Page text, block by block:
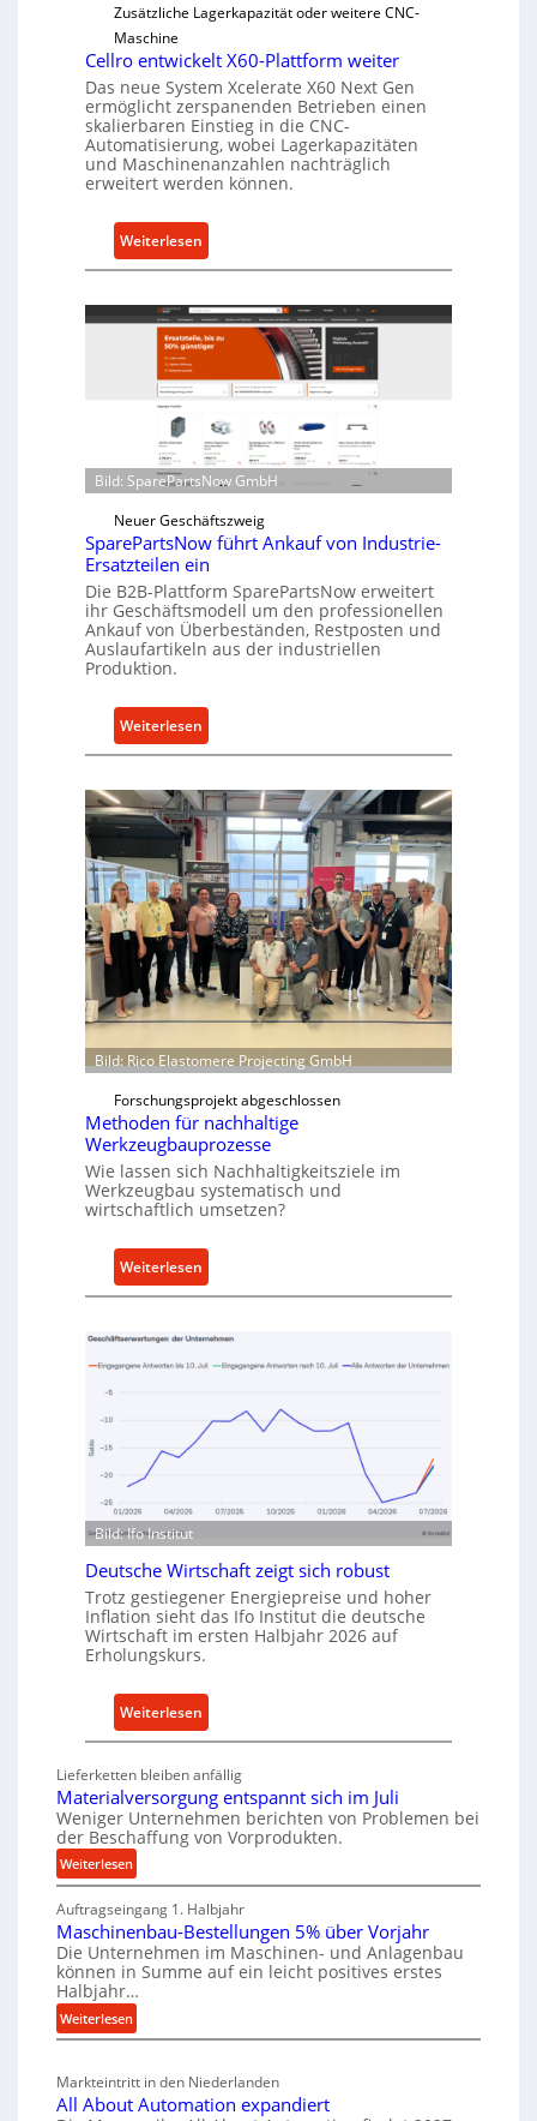
r
a
s
t
s
c
u
t
z
ü
r
i
i
r
k
t
e
A
n
t
i
e
b
Zusätzliche Lagerkapazität oder weitere CNC-
Maschine
Cellro entwickelt X60-Plattform weiter
Das neue System Xcelerate X60 Next Gen
ermöglicht zerspanenden Betrieben einen
skalierbaren Einstieg in die CNC-
Automatisierung, wobei Lagerkapazitäten
und Maschinenanzahlen nachträglich
erweitert werden können.
Weiterlesen:
C
l
l
n
t
w
i
c
k
e
l
t
-
l
a
t
t
f
o
m
w
e
i
t
e
r
Bild: SparePartsNow GmbH
Neuer Geschäftszweig
SparePartsNow führt Ankauf von Industrie-
Ersatzteilen ein
Die B2B-Plattform SparePartsNow erweitert
ihr Geschäftsmodell um den professionellen
Ankauf von Überbeständen, Restposten und
Auslaufartikeln aus der industriellen
Produktion.
Weiterlesen:
S
a
r
e
P
a
r
s
N
o
w
f
ü
h
r
t
A
k
a
I
r
i
e
-
r
s
t
z
t
i
l
e
n
n
Bild: Rico Elastomere Projecting GmbH
Forschungsprojekt abgeschlossen
Methoden für nachhaltige
Werkzeugbauprozesse
Wie lassen sich Nachhaltigkeitsziele im
Werkzeugbau systematisch und
wirtschaftlich umsetzen?
Weiterlesen:
M
t
h
e
ü
r
n
a
c
h
a
l
t
i
g
e
W
k
z
e
b
a
u
Bild: Ifo Institut
Deutsche Wirtschaft zeigt sich robust
Trotz gestiegener Energiepreise und hoher
Inflation sieht das Ifo Institut die deutsche
Wirtschaft im ersten Halbjahr 2026 auf
Erholungskurs.
Weiterlesen:
D
u
t
s
h
e
W
s
h
a
Lieferketten bleiben anfällig
Materialversorgung entspannt sich im Juli
Weniger Unternehmen berichten von Problemen bei
der Beschaffung von Vorprodukten.
Weiterlesen:
M
a
t
e
r
i
a
l
e
r
Auftragseingang 1. Halbjahr
Maschinenbau-Bestellungen 5% über Vorjahr
Die Unternehmen im Maschinen- und Anlagenbau
können in Summe auf ein leicht positives erstes
Halbjahr…
Weiterlesen:
M
s
c
Markteintritt in den Niederlanden
All About Automation expandiert